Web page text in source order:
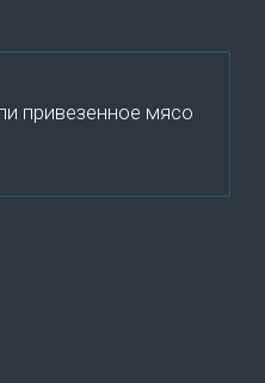
привезенное мясо